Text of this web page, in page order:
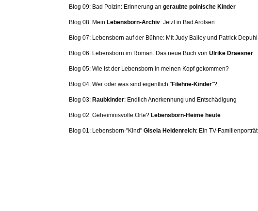
Blog 09: Bad Polzin: Erinnerung an geraubte polnische Kinder
Blog 08: Mein Lebensborn-Archiv: Jetzt in Bad Arolsen
Blog 07: Lebensborn auf der Bühne: MitJudy Bailey und Patrick Depuhl
Blog 06: Lebensborn im Roman: Das neue Buch von Ulrike Draesner
Blog 05: Wie ist der Lebensborn in meinen Kopf gekommen?
Blog 04: Wer oder was sind eigentlich "Filehne-Kinder"?
Blog 03: Raubkinder: Endlich Anerkennung und Entschädigung
Blog 02: Geheimnisvolle Orte? Lebensborn-Heime heute
Blog 01: Lebensborn-"Kind" Gisela Heidenreich: Ein TV-Familienporträt